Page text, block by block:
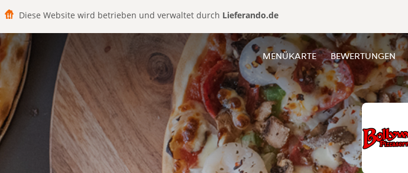
Diese Website wird betrieben und verwaltet durch Lieferando.de
MENÜKARTE BEWERTUNGEN